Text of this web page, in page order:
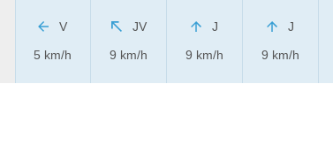
V
5 km/h
JV
9 km/h
J
9 km/h
J
9 km/h